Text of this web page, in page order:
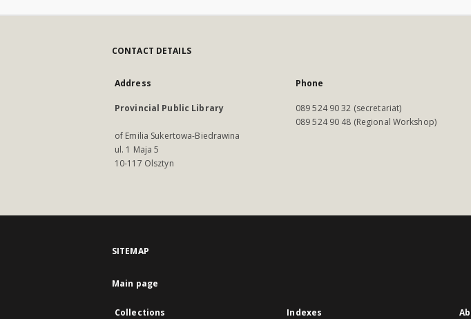
CONTACT DETAILS
Address
Provincial Public Library
of Emilia Sukertowa-Biedrawina
ul. 1 Maja 5
10-117 Olsztyn
Phone
089 524 90 32 (secretariat)
089 524 90 48 (Regional Workshop)
SITEMAP
Main page
Collections Indexes